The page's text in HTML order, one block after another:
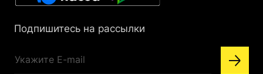
Подпишитесь на рассылки